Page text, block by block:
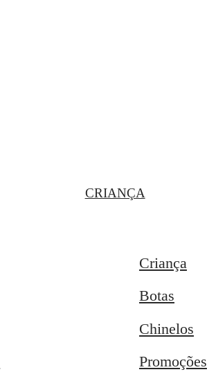
CRIANÇA
Criança
Botas
Chinelos
Promoções